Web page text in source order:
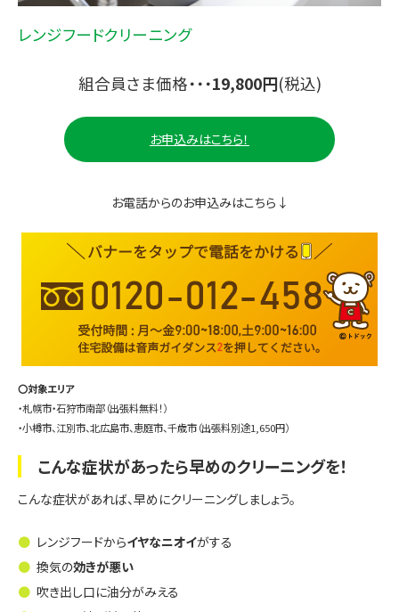
レンジフードクリーニング
組合員さま価格・・・19,800円(税込)
お申込みはこちら！
お電話からのお申込みはこちら↓
〇対象エリア
・札幌市・石狩市南部（出張料無料！）
・小樽市、江別市、北広島市、恵庭市、千歳市（出張料別途1,650円）
こんな症状があったら早めのクリーニングを！
こんな症状があれば、早めにクリーニングしましょう。
レンジフードからイヤなニオイがする
換気の効きが悪い
吹き出し口に油分がみえる